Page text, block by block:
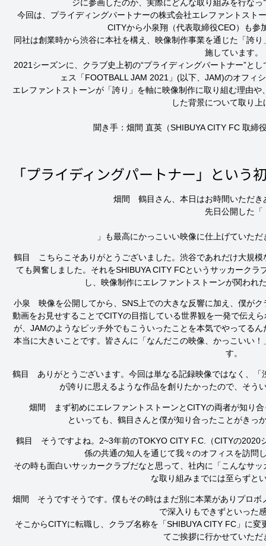
ジに参画したのか、実際にどんな取り組みを行な
今回は、プライディングパートナーの株式会社エレファントスト
CITYから小泉翔（代表取締役CEO）も参
同社は創業時から渋谷に本社を構え、映像制作事業を通じた「誇
施しています。
2021シーズンに、クラブ史上初の“プライディングパートナー”と
ェス「FOOTBALL JAM 2021」(以下、JAM)のオフィ
エレファントストーンが「誇り」を軸に映像制作に取り組む理由
した背景について取り上
聞き手：畑間 直英（SHIBUYA CITY FC 取締
「プライディングパートナー」という
畑間　鶴目さん、本日はお時間いただ
先日公開した「
」も最高にかっこいい映像に仕上げていた
鶴目　こちらこそありがとうございました。渋谷であれだけ大規
ても興奮しました。それをSHIBUYA CITY FCというサッカーク
し、映像制作にエレファントストーンが関われ
小泉　映像を公開してから、SNS上での大きな反響に加え、僕が
動画をお見せすることでCITYの目指している世界観を一発で伝え
が、JAMのようなピッチ外でもこういったことを本気でやってる
本当に大きいことです。皆さんに「なんだこの映像、かっこいい
す。
鶴目　ありがとうございます。今回は単なる記録映像ではなく、
が誇りに思えるような作品を創りたかったので、そう
畑間　まず初めにエレファントストーンとCITYの両者が知り
といっても、鶴目さんと僕が知り合ったことがきっ
鶴目　そうですよね。2~3年前のTOKYO CITY F.C.（CITYの
係の共通の知人を通じて我々のオフィスを訪問
その時も面白いサッカークラブだなと思って、社内に「こんなサ
な取り組みまでには至らずと
畑間　そうですそうです。僕もその時はまだ別に本業がありプロ
で深入りもできずといった
そこからCITYに転職し、クラブ名称を「SHIBUYA CITY FC」に
てご挨拶に行かせていただ